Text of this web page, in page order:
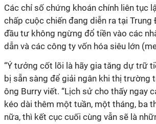
Các chỉ số chứng khoán chính liên tục
chấp cuộc chiến đang diễn ra tại Trung
đầu tư không ngừng đổ tiền vào các
dẫn và các công ty vốn hóa siêu lớn
“Ý tưởng cốt lõi là hãy gia tăng dự trữ
bị sẵn sàng để giải ngân khi thị trường
ông Burry viết. “Lịch sử cho thấy ngay
kéo dài thêm một tuần, một tháng, ba
nữa, thì kết cục cuối cùng vẫn sẽ là